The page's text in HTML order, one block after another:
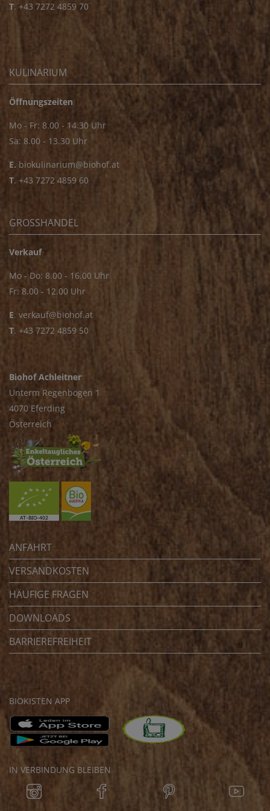
T. +43 7272 4859 70
KULINARIUM
Öffnungszeiten
Mo - Fr: 8.00 - 14.30 Uhr
Sa: 8.00 - 13.30 Uhr
E. biokulinarium@biohof.at
T. +43 7272 4859 60
GROSSHANDEL
Verkauf
Mo - Do: 8.00 - 16.00 Uhr
Fr: 8.00 - 12.00 Uhr
E. verkauf@biohof.at
T. +43 7272 4859 50
Biohof Achleitner
Unterm Regenbogen 1
4070 Eferding
Österreich
ANFAHRT
VERSANDKOSTEN
HÄUFIGE FRAGEN
DOWNLOADS
BARRIEREFREIHEIT
BIOKISTEN APP
IN VERBINDUNG BLEIBEN